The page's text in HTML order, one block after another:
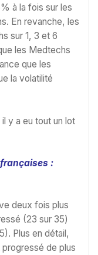
à la fois sur les
En revanche, les
sur 1, 3 et 6
les Medtechs
que les
la volatilité
il y a eu tout un lot
:
deux fois plus
(23 sur 35)
Plus en détail,
de plus